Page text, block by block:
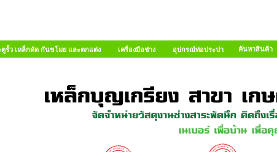
ตูรั้ว เหล็กดัด กันขโมย และตกแต่ง เครื่องมือช่าง อุปกรณ์ท่อประปา ค้นหาสินค้า